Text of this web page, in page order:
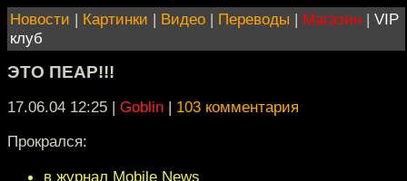
Новости | Картинки | Видео | Переводы | Магазин | VIP
клуб
ЭТО ПЕАР!!!
17.06.04 12:25 | Goblin | 103 комментария
Прокрался:
в журнал Mobile News